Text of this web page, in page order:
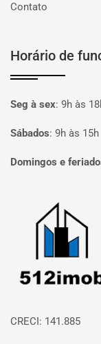
Contato
Horário de
Seg à sex: 9h às
Sábados: 9h às 15h
Domingos e
Página inicial
CRECI: 141.885